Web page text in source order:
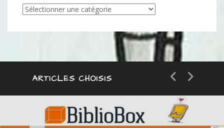
Articles
ARTICLES CHOISIS